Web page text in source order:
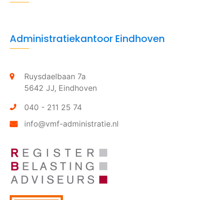
Administratiekantoor Eindhoven
Ruysdaelbaan 7a
5642 JJ, Eindhoven
040 - 211 25 74
info@vmf-administratie.nl